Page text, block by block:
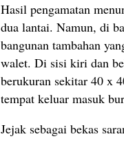
Hasil pengamatan
dua lantai. Namun, di
bangunan tambahan
walet. Di sisi kiri dan
berukuran sekitar 40 x
tempat keluar masuk
Jejak sebagai bekas